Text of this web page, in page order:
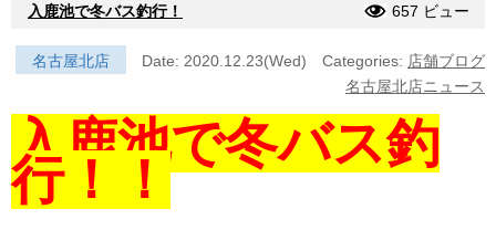
入鹿池で冬バス釣行！ 657 ビュー
名古屋北店 Date: 2020.12.23(Wed) Categories: 店舗ブログ
名古屋北店ニュース
入鹿池で冬バス釣
行！！